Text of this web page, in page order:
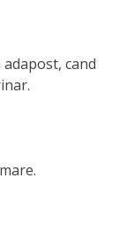
cand